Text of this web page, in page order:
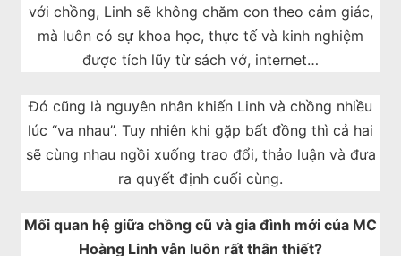
với chồng, Linh sẽ không chăm con theo cảm giác,
mà luôn có sự khoa học, thực tế và kinh nghiệm
được tích lũy từ sách vở, internet…
Đó cũng là nguyên nhân khiến Linh và chồng nhiều
lúc “va nhau”. Tuy nhiên khi gặp bất đồng thì cả hai
sẽ cùng nhau ngồi xuống trao đổi, thảo luận và đưa
ra quyết định cuối cùng.
Mối quan hệ giữa chồng cũ và gia đình mới của MC
Hoàng Linh vẫn luôn rất thân thiết?